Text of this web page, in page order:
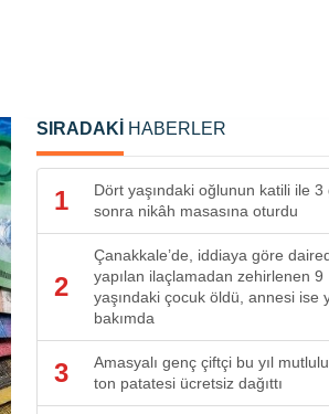
SIRADAKİ HABERLER
1
Dört yaşındaki oğlunun katili ile 3
sonra nikâh masasına oturdu
2
Çanakkale’de, iddiaya göre
yapılan ilaçlamadan zehirlenen 9
yaşındaki çocuk öldü, annesi ise
bakımda
3
Amasyalı genç çiftçi bu yıl
ton patatesi ücretsiz dağıttı